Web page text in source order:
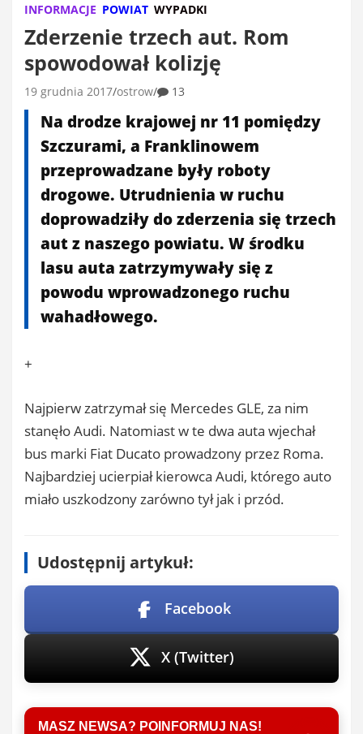
INFORMACJE POWIAT WYPADKI
Zderzenie trzech aut. Rom
spowodował kolizję
19 grudnia 2017 ostrow 13
Na drodze krajowej nr 11 pomiędzy
Szczurami, a Franklinowem
przeprowadzane były roboty
drogowe. Utrudnienia w ruchu
doprowadziły do zderzenia się trzech
aut z naszego powiatu. W środku
lasu auta zatrzymywały się z
powodu wprowadzonego ruchu
wahadłowego.
+
Najpierw zatrzymał się Mercedes GLE, za nim
stanęło Audi. Natomiast w te dwa auta wjechał
bus marki Fiat Ducato prowadzony przez Roma.
Najbardziej ucierpiał kierowca Audi, którego auto
miało uszkodzony zarówno tył jak i przód.
Udostępnij artykuł:
Facebook
X (Twitter)
MASZ NEWSA? POINFORMUJ NAS!